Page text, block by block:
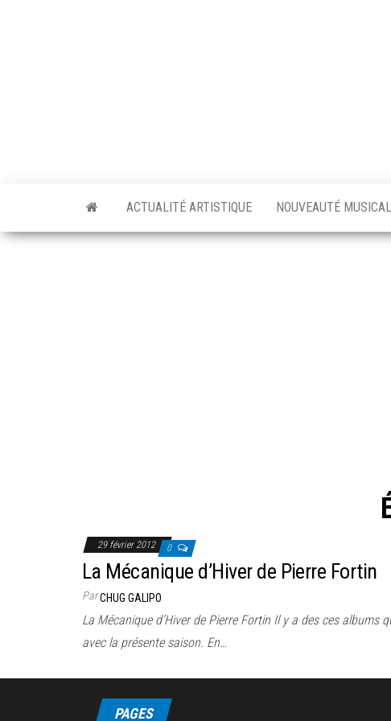
ACTUALITÉ ARTISTIQUE NOUVEAUTÉ
29 février 2012 0
La Mécanique d’Hiver de Pierre Fortin
ParCHUG GALIPO
La Mécanique d’Hiver de Pierre Fortin Il y a des ces albums
avec la présente saison. En…
PAGES